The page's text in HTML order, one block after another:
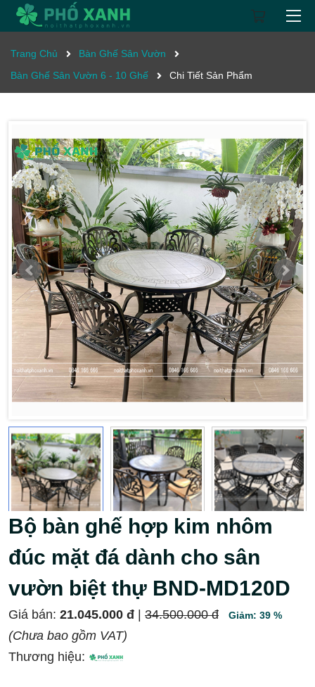
Trang Chủ
Bàn Ghế Sân Vườn
Bàn Ghế Sân Vườn 6 - 10 Ghế
Chi Tiết Sản Phẩm
Bộ bàn ghế hợp kim nhôm
đúc mặt đá dành cho sân
vườn biệt thự BND-MD120D
Giá bán: 21.045.000 đ 34.500.000 đ Giảm: 39 %
(Chưa bao gồm VAT)
Thương hiệu: